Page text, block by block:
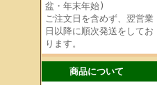
盆・年末年始)
ご注文日を含めず、翌営業
日以降に順次発送をしてお
ります。
商品について